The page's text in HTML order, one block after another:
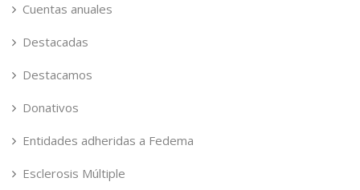
Cuentas anuales
Destacadas
Destacamos
Donativos
Entidades adheridas a Fedema
Esclerosis Múltiple